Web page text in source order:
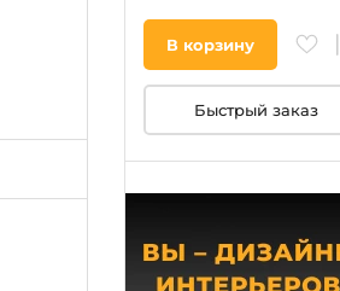
В корзину
Быстрый заказ